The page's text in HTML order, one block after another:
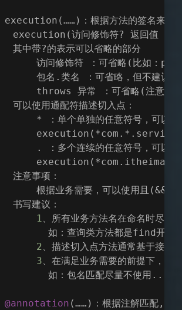
execution(……)：根据方法的签名来匹
execution(访问修饰符? 返回值 包
其中带?的表示可以省略的部分
访问修饰符 ：可省略(比如：
包名.类名 ：可省略，但不建议省
throws 异常 ：可省略(注意是方
可以使用通配符描述切入点：
* ：单个单独的任意符号，可以通
. ：多个连续的任意符号，可以通
注意事项：
根据业务需要，可以使用且(&&)
书写建议：
1、所有业务方法名在命名时尽量
如：查询类方法都是find开头
2、描述切入点方法通常基于接口
3、在满足业务需要的前提下，尽
如：包名匹配尽量不使用.. ，
@annotation (……)：根据注解匹配,……